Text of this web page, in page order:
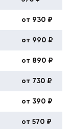
от 930 ₽
от 990 ₽
от 890 ₽
от 730 ₽
от 390 ₽
от 570 ₽